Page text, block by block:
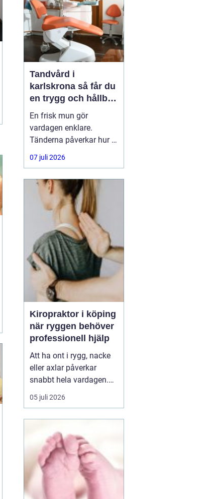
Tandvård i
karlskrona så får du
en trygg och hållbar
munhälsa
En frisk mun gör
vardagen enklare.
Tänderna påverkar hur vi
äter, hur vi pratar och hur
trygga vi känner oss i
människor söker efter
tandvård Karlskrona
handlar
07 juli 2026
Kiropraktor i köping
när ryggen behöver
professionell hjälp
Att ha ont i rygg, nacke
eller axlar påverkar
snabbt hela vardagen.
Sömn, arbete, träning
och humör hänger ihop
därför en kiropraktor
Köping när värken inte
längre går över av sig
själv, eller när
återkommand...
05 juli 2026